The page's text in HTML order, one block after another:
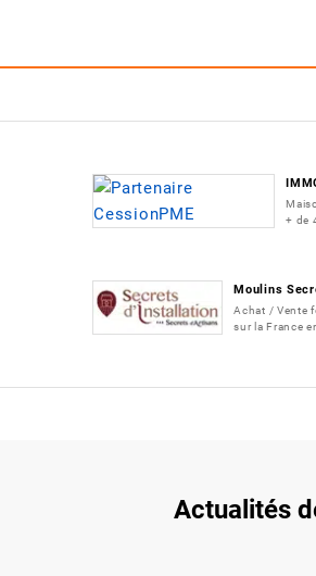
+ de
Moulins
Achat / Vente
sur la France
Actualités